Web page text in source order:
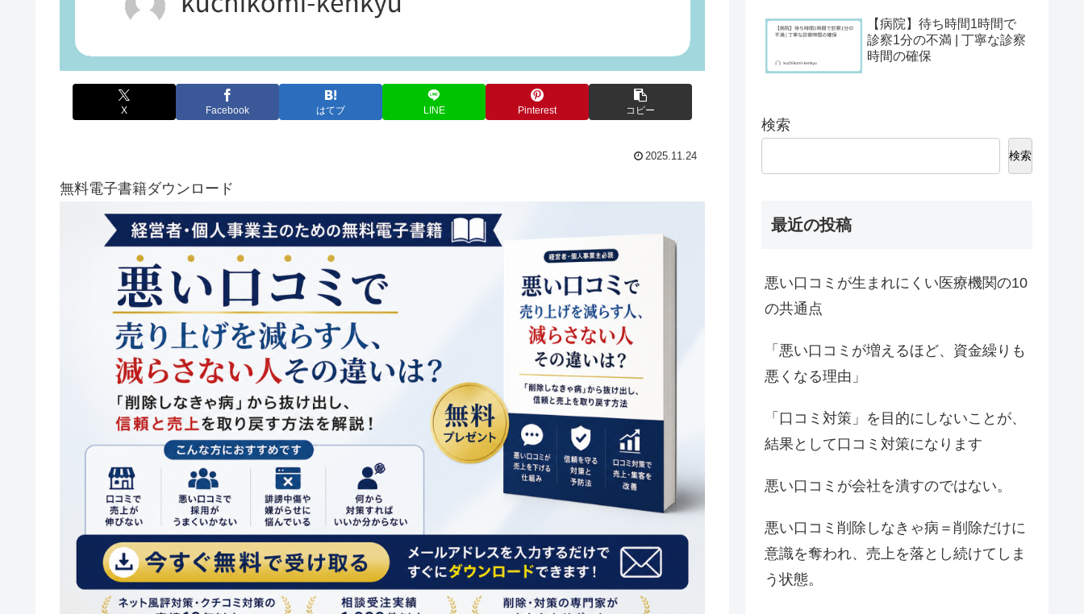
X Facebook はてブ LINE Pinterest コピー
2025.11.24
無料電子書籍ダウンロード
【病院】待ち時間1時間で
診察1分の不満 | 丁寧な診察
時間の確保
検索
検索
最近の投稿
悪い口コミが生まれにくい医療機関の10
の共通点
「悪い口コミが増えるほど、資金繰りも
悪くなる理由」
「口コミ対策」を目的にしないことが、
結果として口コミ対策になります
悪い口コミが会社を潰すのではない。
悪い口コミ削除しなきゃ病＝削除だけに
意識を奪われ、売上を落とし続けてしま
う状態。